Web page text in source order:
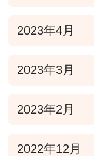
2023年4月
2023年3月
2023年2月
2022年12月